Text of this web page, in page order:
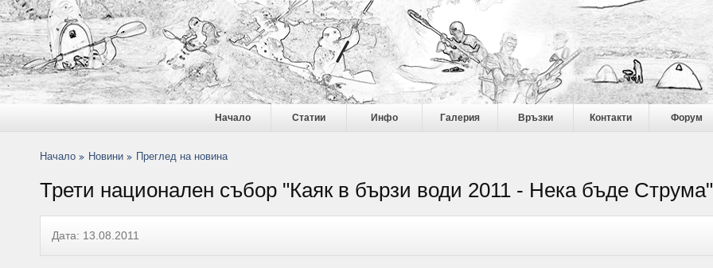
Начало Статии Инфо Галерия Връзки Контакти Форум
Начало Новини Преглед на новина
Трети национален събор "Каяк в бързи води 2011 - Нека бъде Струма"
Дата: 13.08.2011